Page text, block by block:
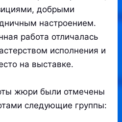
добрыми
настроением.
работа отличалась
исполнения и
на выставке.
жюри были отмечены
следующие группы: